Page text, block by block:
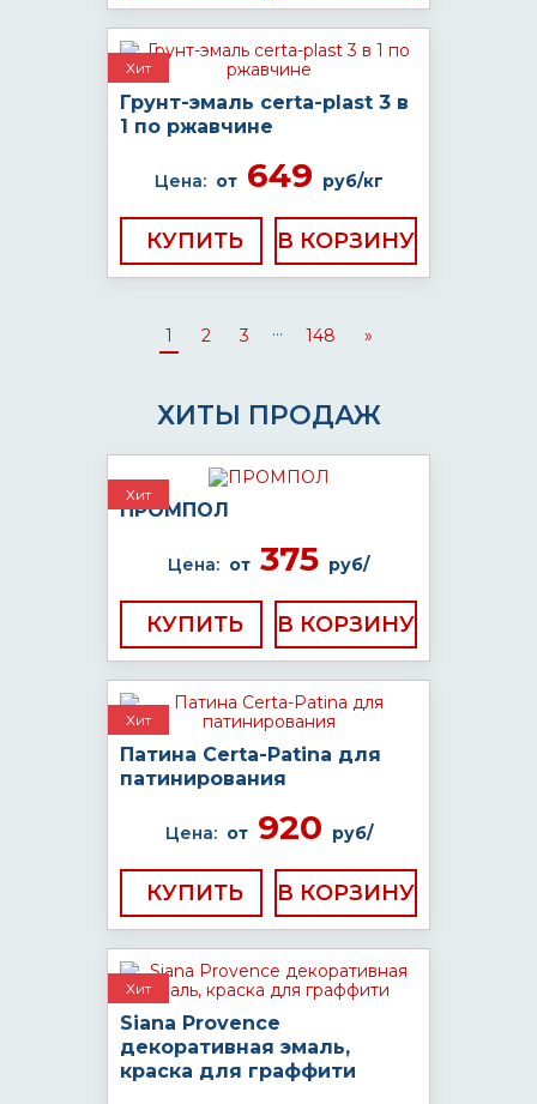
Хит
Грунт-эмаль certa-plast 3 в
1 по ржавчине
Цена: от649 руб/кг
КУПИТЬ
1 2 3 ... 148 »
ХИТЫ ПРОДАЖ
Хит
ПРОМПОЛ
Цена: от 375 руб/
КУПИТЬ
Хит
Патина Certa-Patina для
патинирования
Цена: от920 руб/
КУПИТЬ
Хит
Siana Provence
декоративная эмаль,
краска для граффити